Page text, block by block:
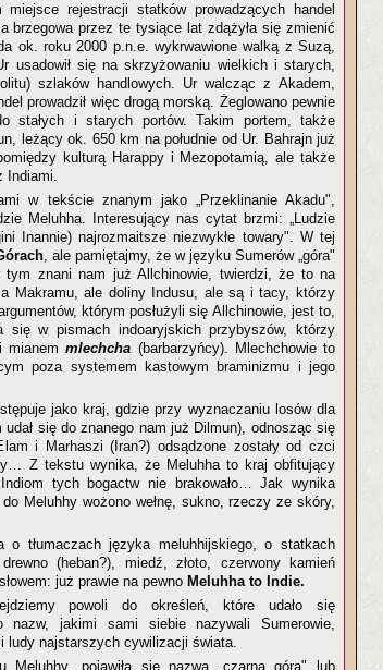
rejestracji statków prowadzących handel
brzegowa przez te tysiące lat zdążyła się zmienić
ok. roku 2000 p.n.e. wykrwawione walką z Suzą,
usadowił się na skrzyżowaniu wielkich i starych,
szlaków handlowych. Ur walcząc z Akadem,
prowadził więc drogą morską. Żeglowano pewnie
stałych i starych portów. Takim portem, także
leżący ok. 650 km na południe od Ur. Bahrajn już
kulturą Harappy i Mezopotamią, ale także
Indiami.
w tekście znanym jako „Przeklinanie Akadu",
Meluhha. Interesujący nas cytat brzmi: „Ludzie
Inannie) najrozmaitsze niezwykłe towary". W tej
, ale pamiętajmy, że w języku Sumerów „góra"
znani nam już Allchinowie, twierdzi, że to na
Makramu, ale doliny Indusu, ale są i tacy, którzy
którym posłużyli się Allchinowie, jest to,
się w pismach indoaryjskich przybyszów, którzy
mianemmlechcha (barbarzyńcy). Mlechchowie to
poza systemem kastowym braminizmu i jego
jako kraj, gdzie przy wyznaczaniu losów dla
się do znanego nam już Dilmun), odnosząc się
i Marhaszi (Iran?) odsądzone zostały od czci
Z tekstu wynika, że Meluhha to kraj obfitujący
tych bogactw nie brakowało… Jak wynika
Meluhhy wożono wełnę, sukno, rzeczy ze skóry,
o tłumaczach języka meluhhijskiego, o statkach
(heban?), miedź, złoto, czerwony kamień
już prawie na pewno Meluhha to Indie.
powoli do określeń, które udało się
jakimi sami siebie nazywali Sumerowie,
ludy najstarszych cywilizacji świata.
Meluhhy, pojawiła się nazwa „czarna góra" lub